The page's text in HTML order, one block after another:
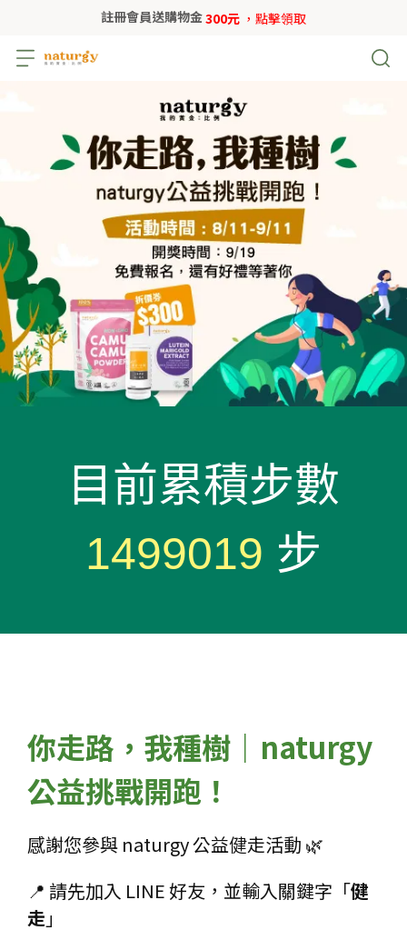
註冊會員送購物金300元 ，點擊領取
目前累積步數
1499019 步
你走路，我種樹｜naturgy
公益挑戰開跑！
感謝您參與 naturgy 公益健走活動 🌿
📍 請先加入 LINE 好友，並輸入關鍵字「健
走」